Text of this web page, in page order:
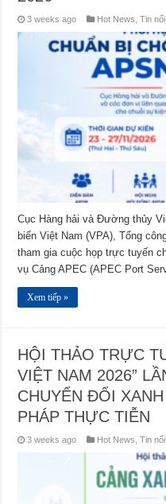
3 weeks ago Hot News ,Tin
Cục Hàng hải và Đường thủy
biển Việt Nam (VPA), Tổng
tham gia cuộc họp trực tuyến
vụ Cảng APEC (APEC Port
Xem tiếp »
HỘI THẢO TRỰC
VIỆT NAM 2026”
CHUYỂN ĐỔI
PHÁP THỰC TIỄN
3 weeks ago Hot News ,Tin